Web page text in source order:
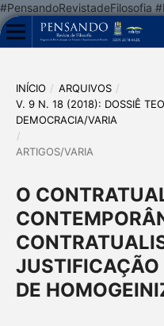
#PensandoRevistadeFilosofia
INÍCIO / ARQUIVOS /
V. 9 N. 18 (2018): DOSSIÊ
DEMOCRACIA/VARIA
/
ARTIGOS/VARIA
O
JUSTIFICAÇÃO
DE